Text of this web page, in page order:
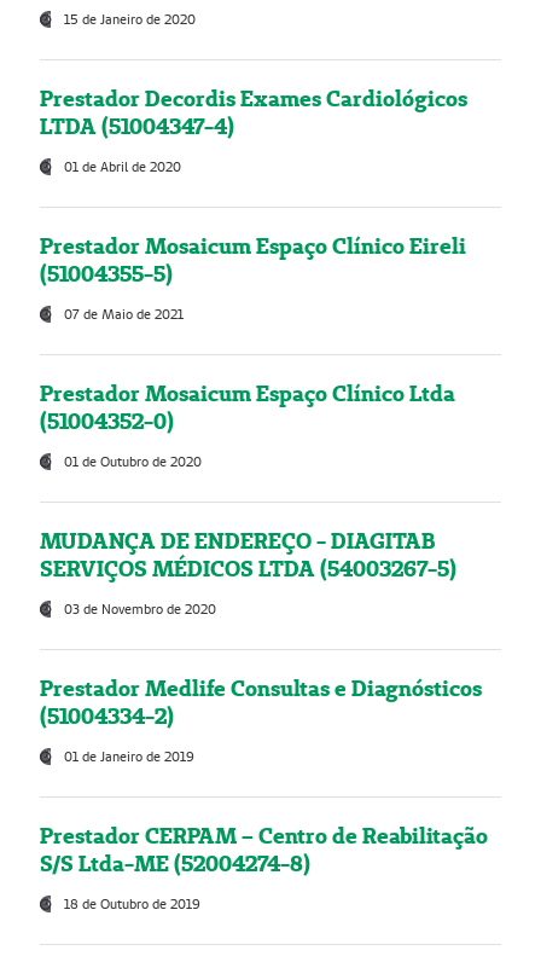
15 de Janeiro de 2020
Prestador Decordis Exames Cardiológicos
LTDA (51004347-4)
01 de Abril de 2020
Prestador Mosaicum Espaço Clínico Eireli
(51004355-5)
07 de Maio de 2021
Prestador Mosaicum Espaço Clínico Ltda
(51004352-0)
01 de Outubro de 2020
MUDANÇA DE ENDEREÇO - DIAGITAB
SERVIÇOS MÉDICOS LTDA (54003267-5)
03 de Novembro de 2020
Prestador Medlife Consultas e Diagnósticos
(51004334-2)
01 de Janeiro de 2019
Prestador CERPAM – Centro de Reabilitação
S/S Ltda-ME (52004274-8)
18 de Outubro de 2019